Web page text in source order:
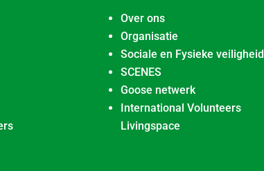
Over ons
Organisatie
Sociale en Fysieke veiligheid
SCENES
Goose netwerk
International Volunteers
Livingspace